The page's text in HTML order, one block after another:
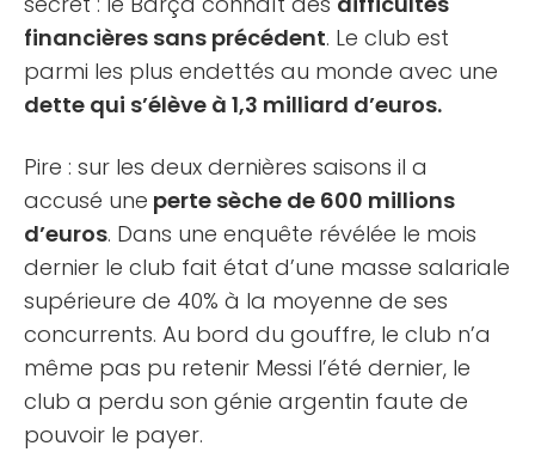
financières sans précédent. Le club est
parmi les plus endettés au monde avec une
dette qui s’élève à 1,3 milliard d’euros.
Pire : sur les deux dernières saisons il a
accusé une perte sèche de 600 millions
d’euros. Dans une enquête révélée le mois
dernier le club fait état d’une masse salariale
supérieure de 40% à la moyenne de ses
concurrents. Au bord du gouffre, le club n’a
même pas pu retenir Messi l’été dernier, le
club a perdu son génie argentin faute de
pouvoir le payer.